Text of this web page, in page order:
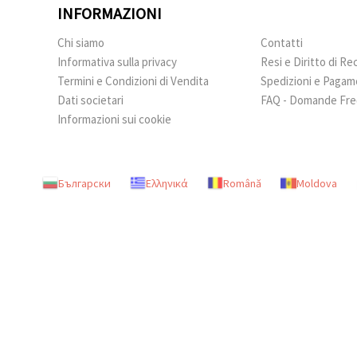
INFORMAZIONI
Chi siamo
Informativa sulla privacy
Termini e Condizioni di Vendita
Dati societari
Informazioni sui cookie
Contatti
Resi e Diritto di
Spedizioni e
FAQ - Domande
Български Ελληνικά Română Moldova